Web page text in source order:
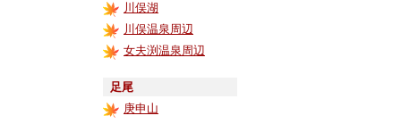
川俣湖
川俣温泉周辺
女夫渕温泉周辺
足尾
庚申山